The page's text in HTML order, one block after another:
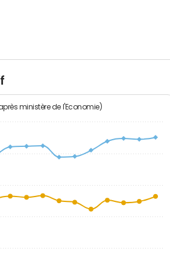
ministère de l'Economie)